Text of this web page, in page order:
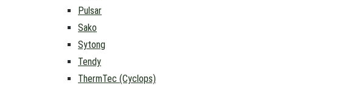
Pulsar
Sako
Sytong
Tendy
ThermTec (Cyclops)